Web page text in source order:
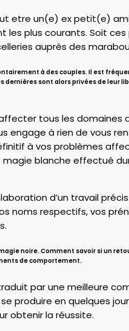
etre un(e) ex petit(e)
les plus courants. Soit
auprès des
à des couples. Il est
sont alors privées de
tous les domaines
engage à rien de vous
à vos problèmes
blanche effectué
d’un travail
noms respectifs, vos
noire. Comment savoir si un
de comportement.
par une meilleure
produire en quelques
obtenir la réussite.